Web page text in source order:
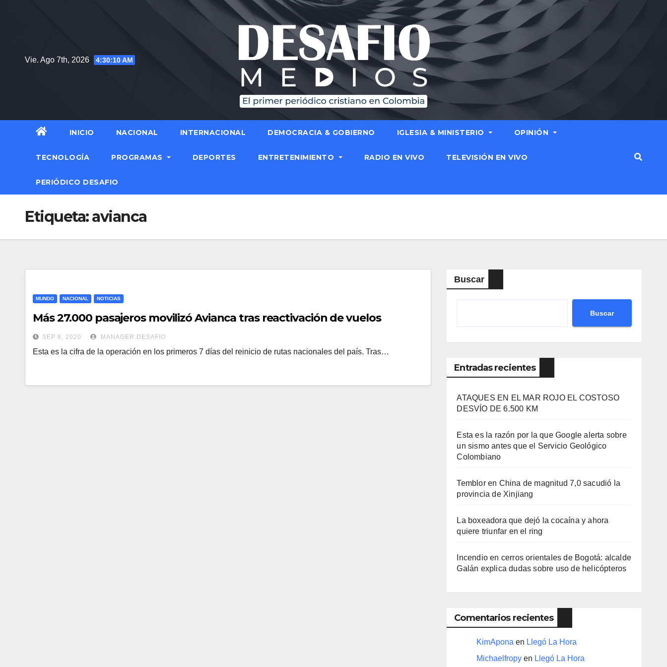
Vie. Ago 7th, 2026 4:30:10 AM
INICIO NACIONAL INTERNACIONAL DEMOCRACIA & GOBIERNO IGLESIA & MINISTERIO OPINIÓN
TECNOLOGÍA PROGRAMAS DEPORTES ENTRETENIMIENTO RADIO EN VIVO TELEVISIÓN EN VIVO
PERIÓDICO DESAFIO
Etiqueta:avianca
MUNDO NACIONAL NOTICIAS
Más 27.000 pasajeros movilizó Avianca tras reactivación de vuelos
SEP 8, 2020 MANAGER.DESAFIO
Esta es la cifra de la operación en los primeros 7 días del reinicio de rutas nacionales del país. Tras…
Buscar
Buscar
Entradas recientes
ATAQUES EN EL MAR ROJO EL COSTOSO
DESVÍO DE 6.500 KM
Esta es la razón por la que Google alerta sobre
un sismo antes que el Servicio Geológico
Colombiano
Temblor en China de magnitud 7,0 sacudió la
provincia de Xinjiang
La boxeadora que dejó la cocaína y ahora
quiere triunfar en el ring​
Incendio en cerros orientales de Bogotá: alcalde
Galán explica dudas sobre uso de helicópteros
Comentarios recientes
KimApona en Llegó La Hora
Michaelfropy en Llegó La Hora